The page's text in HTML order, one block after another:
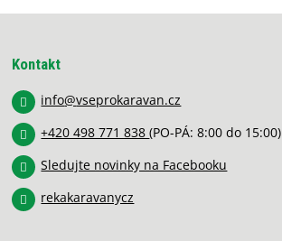
c
v
p
Kontakt
info@vseprokaravan.cz
+420 498 771 838(PO-PÁ: 8:00 do 15:00)
Sledujte novinky na Facebooku
rekakaravanycz